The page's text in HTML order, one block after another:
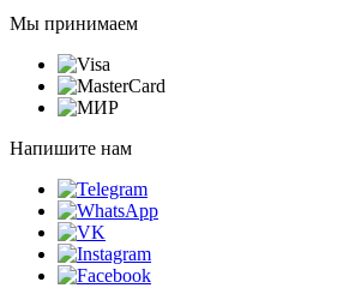
Мы принимаем
Напишите нам